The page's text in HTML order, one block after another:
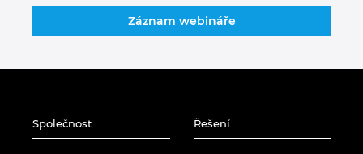
Záznam webináře
Společnost Řešení
Nizozemsko